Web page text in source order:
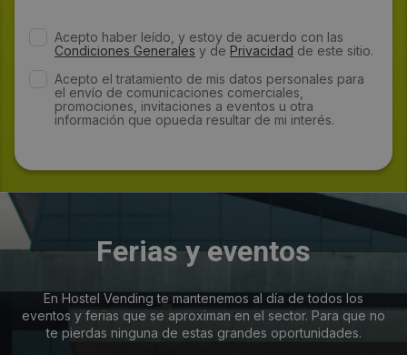
Acepto haber leído, y estoy de acuerdo con las
Condiciones Generales y de Privacidad de este sitio.
Acepto el tratamiento de mis datos personales para
el envío de comunicaciones comerciales,
promociones, invitaciones a eventos u otra
información que opueda resultar de mi interés.
Ferias y eventos
En Hostel Vending te mantenemos al día de todos los
eventos y ferias que se aproximan en el sector. Para que no
te pierdas ninguna de estas grandes oportunidades.